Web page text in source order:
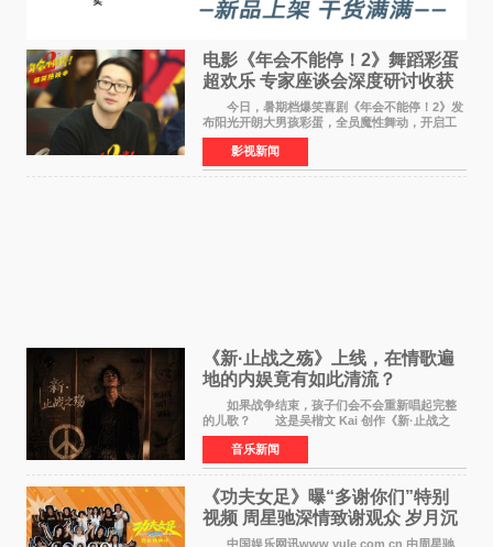
电影《年会不能停！2》舞蹈彩蛋
超欢乐 专家座谈会深度研讨收获
满满
今日，暑期档爆笑喜剧《年会不能停！2》发
布阳光开朗大男孩彩蛋，全员魔性舞动，开启工
位狂欢模式。影片于昨日同步举办专家座谈会，
导演董润年、总制片人应萝佳出席现场，与一众
业内、学界专家
影视新闻
《新·止战之殇》上线，在情歌遍
地的内娱竟有如此清流？
如果战争结束，孩子们会不会重新唱起完整
的儿歌？ 这是吴楷文 Kai 创作《新·止战之
殇》时最初的想法。 从伊朗相关冲突引发的
地区局势，到世界各地仍在发生的动荡与不安，
战争从来不只
音乐新闻
《功夫女足》曝“多谢你们”特别
视频 周星驰深情致谢观众 岁月沉
淀不灭初心
中国娱乐网讯www yule com cn 由周星驰